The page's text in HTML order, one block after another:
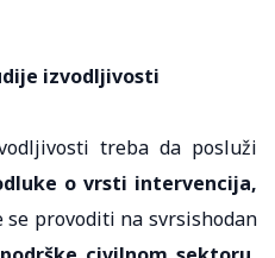
izvodljivosti
treba da posluži
o vrsti intervencija,
se provoditi na svrsishodan